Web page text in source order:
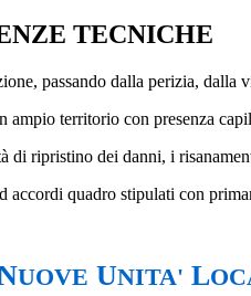
TECNICHE
passando dalla perizia,
territorio con presenza
di ripristino dei danni, i
accordi quadro stipulati con
UOVE UNITA' L